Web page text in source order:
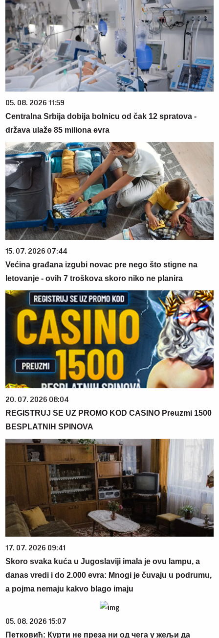
05. 08. 2026 11:59
Centralna Srbija dobija bolnicu od čak 12 spratova -
država ulaže 85 miliona evra
15. 07. 2026 07:44
Većina građana izgubi novac pre nego što stigne na
letovanje - ovih 7 troškova skoro niko ne planira
20. 07. 2026 08:04
REGISTRUJ SE UZ PROMO KOD CASINO Preuzmi 1500
BESPLATNIH SPINOVA
17. 07. 2026 09:41
Skoro svaka kuća u Jugoslaviji imala je ovu lampu, a
danas vredi i do 2.000 evra: Mnogi je čuvaju u podrumu,
a pojma nemaju kakvo blago imaju
05. 08. 2026 15:07
Петковић: Курти не преза ни од чега у жељи да